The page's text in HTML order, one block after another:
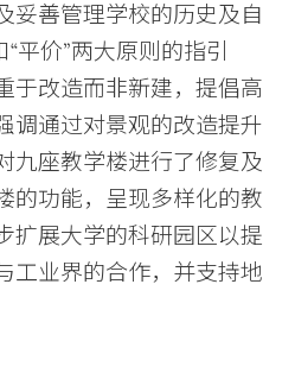
妥善管理学校的历史及自
平价”两大原则的指引
于改造而非新建，提倡高
调通过对景观的改造提升
九座教学楼进行了修复及
的功能，呈现多样化的教
扩展大学的科研园区以提
工业界的合作，并支持地